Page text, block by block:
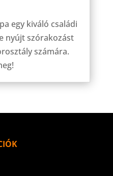
egy kiváló családi
nyújt szórakozást
számára.